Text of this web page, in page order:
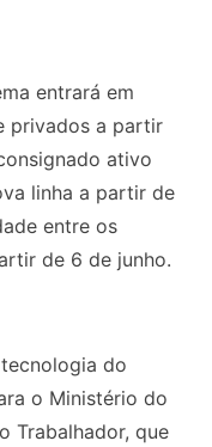
entrará em
privados a partir
ativo
linha a partir de
entre os
de 6 de junho.
do
o Ministério do
Trabalhador, que